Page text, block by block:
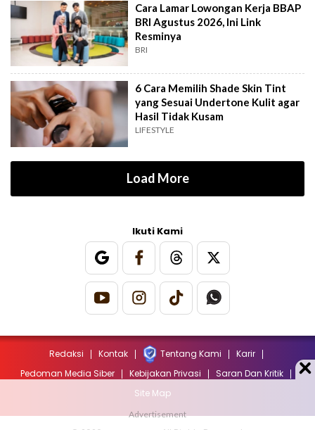
Cara Lamar Lowongan Kerja BBAP
BRI Agustus 2026, Ini Link
Resminya
BRI
6 Cara Memilih Shade Skin Tint
yang Sesuai Undertone Kulit agar
Hasil Tidak Kusam
LIFESTYLE
Load More
Ikuti Kami
Redaksi Kontak Tentang Kami
Karir
Pedoman Media Siber
Kebijakan Privasi
Saran Dan Kritik
Site Map